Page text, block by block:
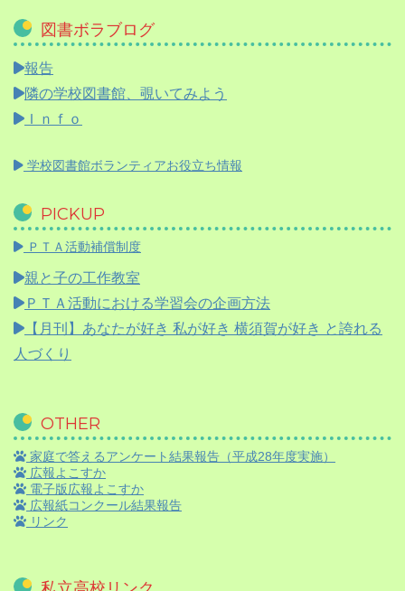
図書ボラブログ
報告
隣の学校図書館、覗いてみよう
Ｉｎｆｏ
学校図書館ボランティアお役立ち情報
PICKUP
ＰＴＡ活動補償制度
親と子の工作教室
ＰＴＡ活動における学習会の企画方法
【月刊】 あなたが好き 私が好き 横須賀が好き と誇れる
人づくり
OTHER
家庭で答えるアンケート結果報告（平成28年度実施）
広報よこすか
電子版広報よこすか
広報紙コンクール結果報告
リンク